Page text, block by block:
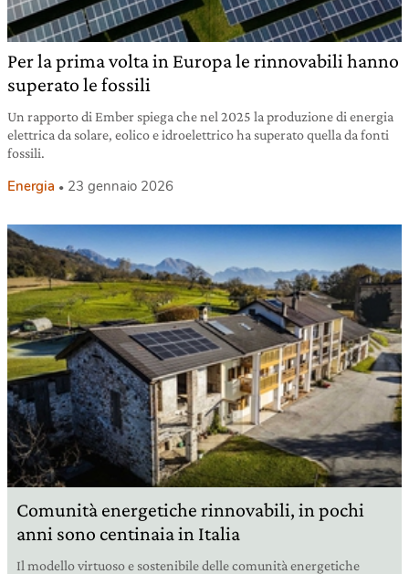
Per la prima volta in Europa le rinnovabili hanno
superato le fossili
Un rapporto di Ember spiega che nel 2025 la produzione di energia
elettrica da solare, eolico e idroelettrico ha superato quella da fonti
fossili.
Energia 23 gennaio 2026
Comunità energetiche rinnovabili, in pochi
anni sono centinaia in Italia
Il modello virtuoso e sostenibile delle comunità energetiche